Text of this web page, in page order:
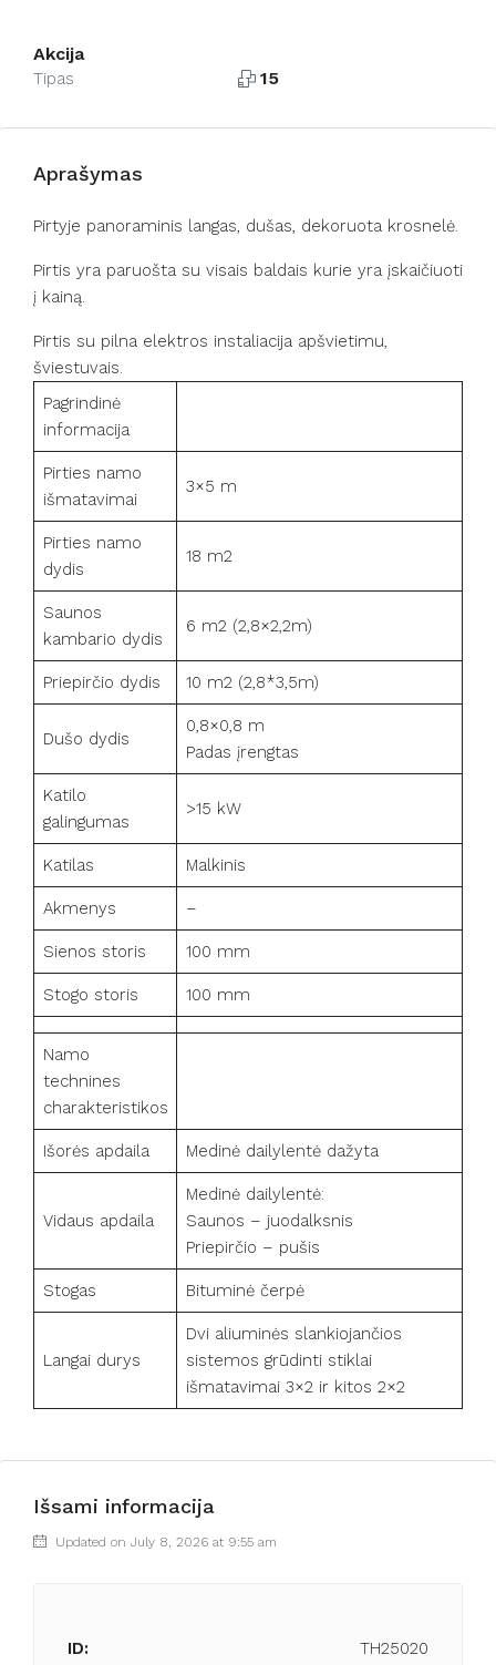
Akcija
Tipas 15
Aprašymas
Pirtyje panoraminis langas, dušas, dekoruota krosnelė.
Pirtis yra paruošta su visais baldais kurie yra įskaičiuoti
į kainą.
Pirtis su pilna elektros instaliacija apšvietimu,
šviestuvais.
Pagrindinė
informacija
Pirties namo
išmatavimai
3×5 m
Pirties namo
dydis
18 m2
Saunos
kambario dydis
6 m2 (2,8×2,2m)
Priepirčio dydis 10 m2 (2,8*3,5m)
Dušo dydis
0,8×0,8 m
Padas įrengtas
Katilo
galingumas
>15 kW
Katilas Malkinis
Akmenys –
Sienos storis 100 mm
Stogo storis 100 mm
Namo
technines
charakteristikos
Išorės apdaila Medinė dailylentė dažyta
Vidaus apdaila
Medinė dailylentė:
Saunos – juodalksnis
Priepirčio – pušis
Stogas Bituminė čerpė
Langai durys
Dvi aliuminės slankiojančios
sistemos grūdinti stiklai
išmatavimai 3×2 ir kitos 2×2
Išsami informacija
Updated on July 8, 2026 at 9:55 am
ID: TH25020